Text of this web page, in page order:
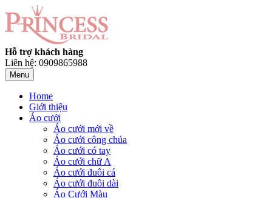
Hỗ trợ khách hàng
Liên hệ: 0909865988
Menu
Home
Giới thiệu
Áo cưới
Áo cưới mới về
Áo cưới công chúa
Áo cưới có tay
Áo cưới chữ A
Áo cưới đuôi cá
Áo cưới đuôi dài
Áo Cưới Màu